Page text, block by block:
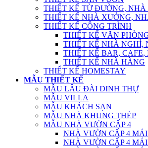
THIẾT KẾ TỪ ĐƯỜNG, NHÀ
THIẾT KẾ NHÀ XƯỞNG,
THIẾT KẾ CÔNG TRÌNH
THIẾT KẾ VĂN
THIẾT KẾ NHÀ NGHỈ,
THIẾT KẾ BAR,
THIẾT KẾ NHÀ HÀNG
THIẾT KẾ HOMESTAY
MẪU THIẾT KẾ
MẪU LÂU ĐÀI DINH THỰ
MẪU VILLA
MẪU KHÁCH SẠN
MẪU NHÀ KHUNG THÉP
MẪU NHÀ VƯỜN CẤP 4
NHÀ VƯỜN CẤP 4
NHÀ VƯỜN CẤP 4